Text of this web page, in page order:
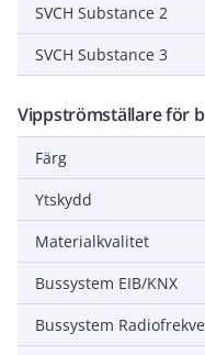
SVCH Substance 2
SVCH Substance 3
Vippströmställare för
Färg
Ytskydd
Materialkvalitet
Bussystem EIB/KNX
Bussystem